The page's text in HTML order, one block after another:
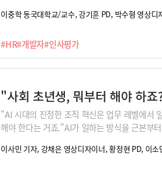
#HR#개발자#인사평가
싶은지, 왜 그 결과가 필요한지, 어떤 아웃풋을
이중학 동국대학교/교수, 강기훈 PD, 박수형 영상디
"사회 초년생, 뭐부터 해야 하
"AI 시대의 진정한 조직 혁신은 업무 레벨에서
해야 한다는 거죠."AI가 일하는 방식을 근본부
게 커리어를 다시 설계해야 하는지 모두가 고민
이사민 기자, 강채은 영상디자이너, 황정현 PD, 이소